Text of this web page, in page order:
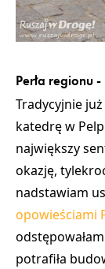
Perła regionu
Tradycyjnie
katedrę w
największy
okazję,
nadstawiam
opowieściami
potrafiła